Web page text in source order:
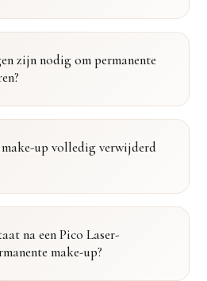
zijn nodig om permanente
up volledig verwijderd
na een Pico Laser-
make-up?